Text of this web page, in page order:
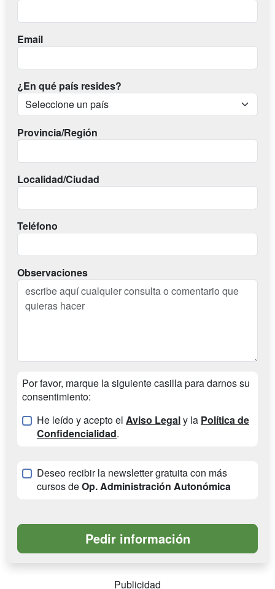
Email
¿En qué país resides?
Provincia/Región
Localidad/Ciudad
Teléfono
Observaciones
Por favor, marque la siguiente casilla para darnos su
consentimiento:
He leído y acepto el Aviso Legaly la Política de
Confidencialidad.
Deseo recibir la newsletter gratuita con más
cursos deOp. Administración Autonómica
Publicidad